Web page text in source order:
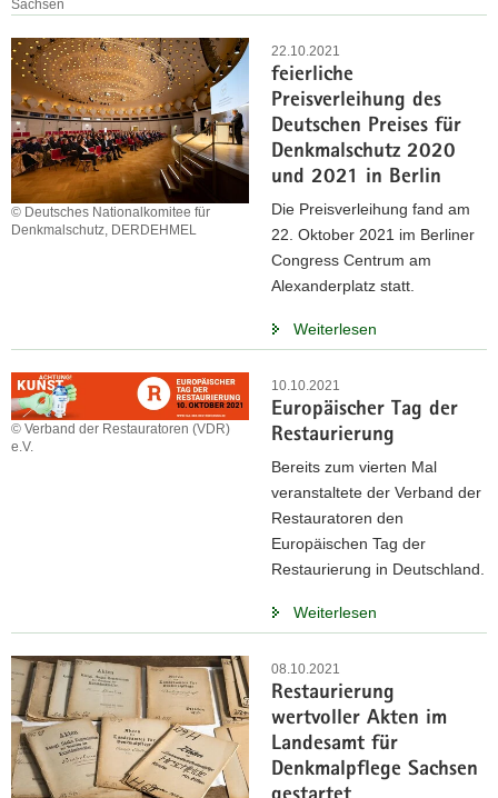
Sachsen
22.10.2021
feierliche
Preisverleihung des
Deutschen Preises für
Denkmalschutz 2020
und 2021 in Berlin
© Deutsches Nationalkomitee für
Denkmalschutz, DERDEHMEL
Die Preisverleihung fand am
22. Oktober 2021 im Berliner
Congress Centrum am
Alexanderplatz statt.
Weiterlesen
10.10.2021
Europäischer Tag der
Restaurierung
© Verband der Restauratoren (VDR)
e.V.
Bereits zum vierten Mal
veranstaltete der Verband der
Restauratoren den
Europäischen Tag der
Restaurierung in Deutschland.
Weiterlesen
08.10.2021
Restaurierung
wertvoller Akten im
Landesamt für
Denkmalpflege Sachsen